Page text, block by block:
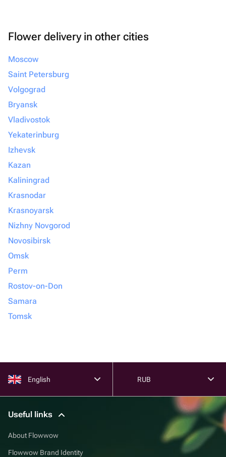
Flower delivery in other cities
Moscow
Saint Petersburg
Volgograd
Bryansk
Vladivostok
Yekaterinburg
Izhevsk
Kazan
Kaliningrad
Krasnodar
Krasnoyarsk
Nizhny Novgorod
Novosibirsk
Omsk
Perm
Rostov-on-Don
Samara
Tomsk
English RUB
Useful links
About Flowwow
Flowwow Brand Identity